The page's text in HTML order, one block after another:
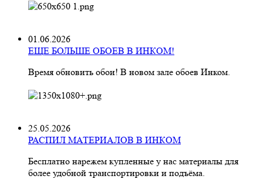
01.06.2026
ЕЩЕ БОЛЬШЕ ОБОЕВ В ИНКОМ!
Время обновить обои! В новом зале обоев Инком.
25.05.2026
РАСПИЛ МАТЕРИАЛОВ В ИНКОМ
Бесплатно нарежем купленные у нас материалы для
более удобной транспортировки и подъёма.